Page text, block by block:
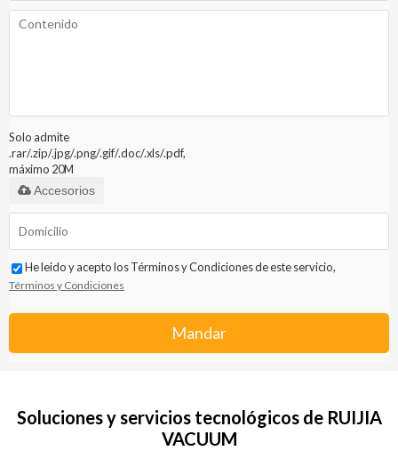
Solo admite
.rar/.zip/.jpg/.png/.gif/.doc/.xls/.pdf,
máximo 20M
Accesorios
He leido y acepto los Términos y Condiciones de este servicio,
Términos y Condiciones
Mandar
Soluciones y servicios tecnológicos de RUIJIA
VACUUM